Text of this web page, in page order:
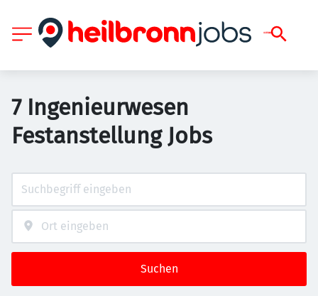
7 Ingenieurwesen
Festanstellung Jobs
Suchen